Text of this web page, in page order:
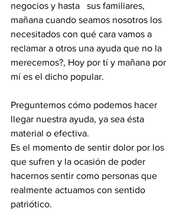
negocios y hasta   sus familiares,
mañana cuando seamos nosotros los
necesitados con qué cara vamos a
reclamar a otros una ayuda que no la
merecemos?, Hoy por tí y mañana por
mí es el dicho popular.
Preguntemos cómo podemos hacer
llegar nuestra ayuda, ya sea ésta
material o efectiva.
Es el momento de sentir dolor por los
que sufren y la ocasión de poder
hacernos sentir como personas que
realmente actuamos con sentido
patriótico.